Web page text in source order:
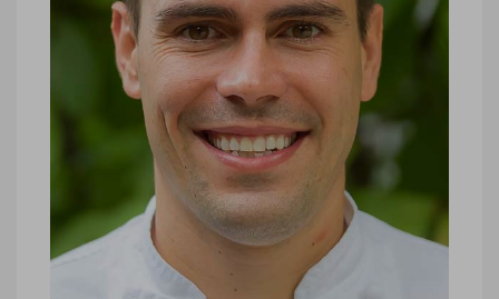
Ostré